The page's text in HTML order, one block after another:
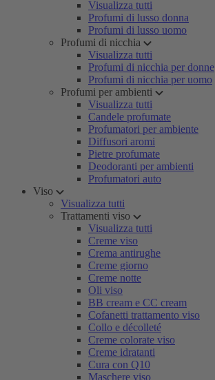
Visualizza tutti
Profumi di lusso donna
Profumi di lusso uomo
Profumi di nicchia
Visualizza tutti
Profumi di nicchia per donne
Profumi di nicchia per uomo
Profumi per ambienti
Visualizza tutti
Candele profumate
Profumatori per ambiente
Diffusori aromi
Pietre profumate
Deodoranti per ambienti
Profumatori auto
Viso
Visualizza tutti
Trattamenti viso
Visualizza tutti
Creme viso
Crema antirughe
Creme giorno
Creme notte
Oli viso
BB cream e CC cream
Cofanetti trattamento viso
Collo e décolleté
Creme colorate viso
Creme idratanti
Cura con Q10
Maschere viso